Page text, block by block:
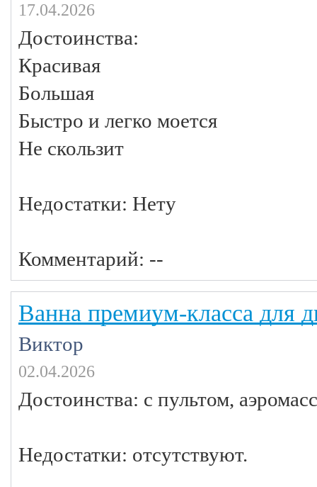
17.04.2026
Достоинства:
Красивая
Большая
Быстро и легко моется
Не скользит
Недостатки: Нету
Комментарий: --
Ванна премиум-класса для
Виктор
02.04.2026
Достоинства: с пультом,
Недостатки: отсутствуют.